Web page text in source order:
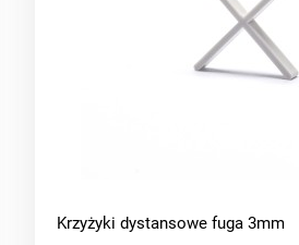
Krzyżyki dystansowe fuga 3mm